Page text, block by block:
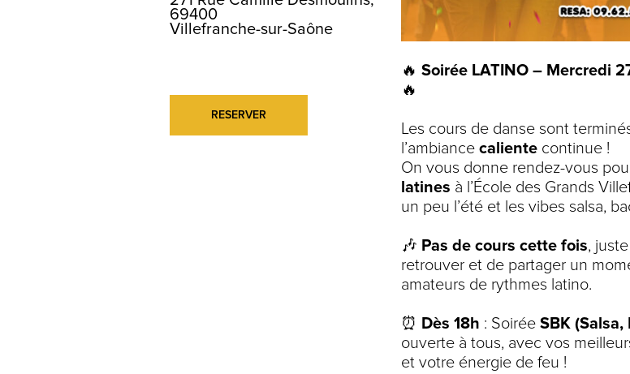
69400
Villefranche-sur-Saône
RESERVER
🔥 Soirée LATINO – Mercredi
🔥
Les cours de danse sont
l’ambiance caliente continue !
On vous donne rendez-vous
latines à l’École des Grands
un peu l’été et les vibes salsa,
🎶 Pas de cours cette fois,
retrouver et de partager un
amateurs de rythmes latino.
⏰ Dès 18h : Soirée SBK
ouverte à tous, avec vos
et votre énergie de feu !